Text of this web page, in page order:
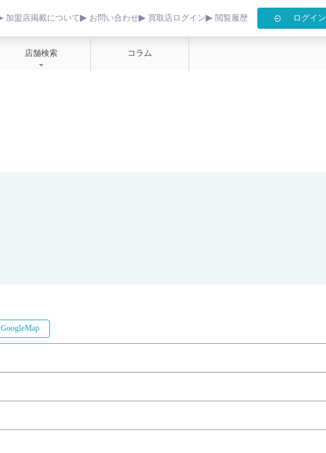
加盟店掲載について お問い合わせ 買取店ログイン 閲覧履歴 ログイン
店舗検索 コラム
GoogleMap